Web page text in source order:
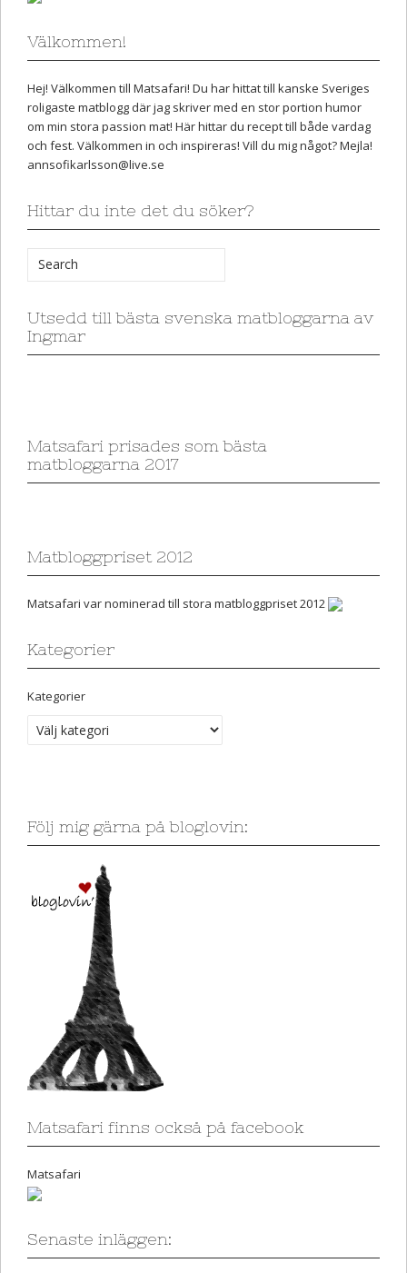
Välkommen!
Hej! Välkommen till Matsafari! Du har hittat till kanske Sveriges
roligaste matblogg där jag skriver med en stor portion humor
om min stora passion mat! Här hittar du recept till både vardag
och fest. Välkommen in och inspireras! Vill du mig något? Mejla!
annsofikarlsson@live.se
Hittar du inte det du söker?
Utsedd till bästa svenska matbloggarna av
Ingmar
Matsafari prisades som bästa
matbloggarna 2017
Matbloggpriset 2012
Matsafari var nominerad till stora matbloggpriset 2012
Kategorier
Kategorier
Följ mig gärna på bloglovin:
Matsafari finns också på facebook
Matsafari
Senaste inläggen: